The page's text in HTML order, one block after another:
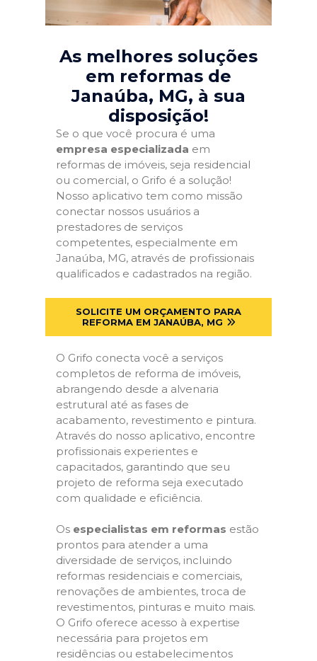
As melhores soluções
em reformas de
Janaúba, MG, à sua
disposição!
Se o que você procura é uma
empresa especializada em
reformas de imóveis, seja residencial
ou comercial, o Grifo é a solução!
Nosso aplicativo tem como missão
conectar nossos usuários a
prestadores de serviços
competentes, especialmente em
Janaúba, MG, através de profissionais
qualificados e cadastrados na região.
SOLICITE UM ORÇAMENTO PARA
REFORMA EM JANAÚBA, MG
O Grifo conecta você a serviços
completos de reforma de imóveis,
abrangendo desde a alvenaria
estrutural até as fases de
acabamento, revestimento e pintura.
Através do nosso aplicativo, encontre
profissionais experientes e
capacitados, garantindo que seu
projeto de reforma seja executado
com qualidade e eficiência.
Os especialistas em reformas estão
prontos para atender a uma
diversidade de serviços, incluindo
reformas residenciais e comerciais,
renovações de ambientes, troca de
revestimentos, pinturas e muito mais.
O Grifo oferece acesso à expertise
necessária para projetos em
residências ou estabelecimentos